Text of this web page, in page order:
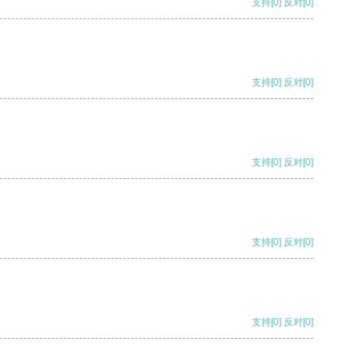
支持 [0] 反对 [0]
支持[0] 反对[0]
支持[0] 反对[0]
支持[0] 反对[0]
支持[0] 反对[0]